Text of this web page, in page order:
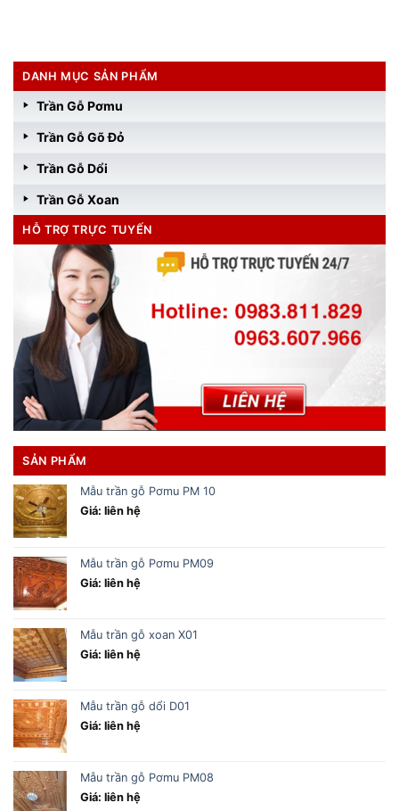
DANH MỤC SẢN PHẨM
Trần Gỗ Pơmu
Trần Gỗ Gõ Đỏ
Trần Gỗ Dổi
Trần Gỗ Xoan
HỖ TRỢ TRỰC TUYẾN
SẢN PHẨM
Mẫu trần gỗ Pơmu PM 10
Giá: liên hệ
Mẫu trần gỗ Pơmu PM09
Giá: liên hệ
Mẫu trần gỗ xoan X01
Giá: liên hệ
Mẫu trần gỗ dổi D01
Giá: liên hệ
Mẫu trần gỗ Pơmu PM08
Giá: liên hệ